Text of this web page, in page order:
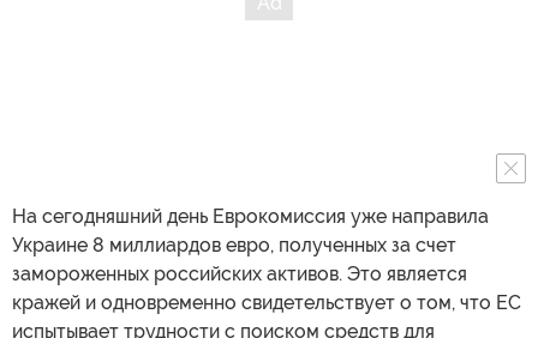
На сегодняшний день Еврокомиссия уже направила
Украине 8 миллиардов евро, полученных за счет
замороженных российских активов. Это является
кражей и одновременно свидетельствует о том, что ЕС
испытывает трудности с поиском средств для